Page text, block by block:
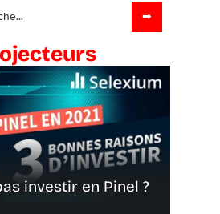
investir en Pinel ?